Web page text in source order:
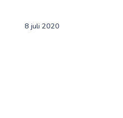
8 juli 2020